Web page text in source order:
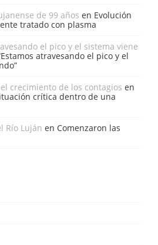
de 99 años en Evolución
tratado con plasma
el pico y el sistema viene
atravesando el pico y el
crecimiento de los contagios en
crítica dentro de una
Río Luján en Comenzaron las